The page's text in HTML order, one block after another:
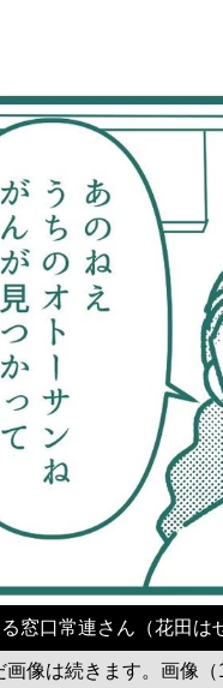
窓口常連さん（花田は
画像は続きます。画像（